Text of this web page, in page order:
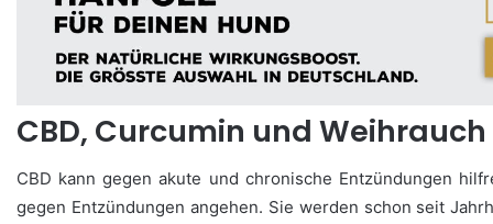
CBD, Curcumin und
CBD kann gegen akute und chronische Entzündungen
gegen Entzündungen angehen. Sie werden schon seit